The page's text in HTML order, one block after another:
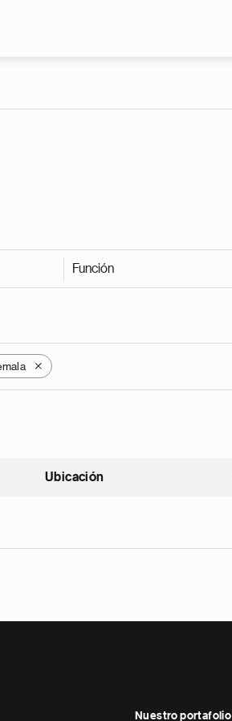
Función
X
Ubicación
Nuestro portafolio